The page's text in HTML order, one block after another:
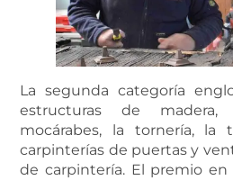
La segunda categoría
estructuras de
mocárabes, la tornería, la
carpinterías de puertas y
de carpintería. El premio